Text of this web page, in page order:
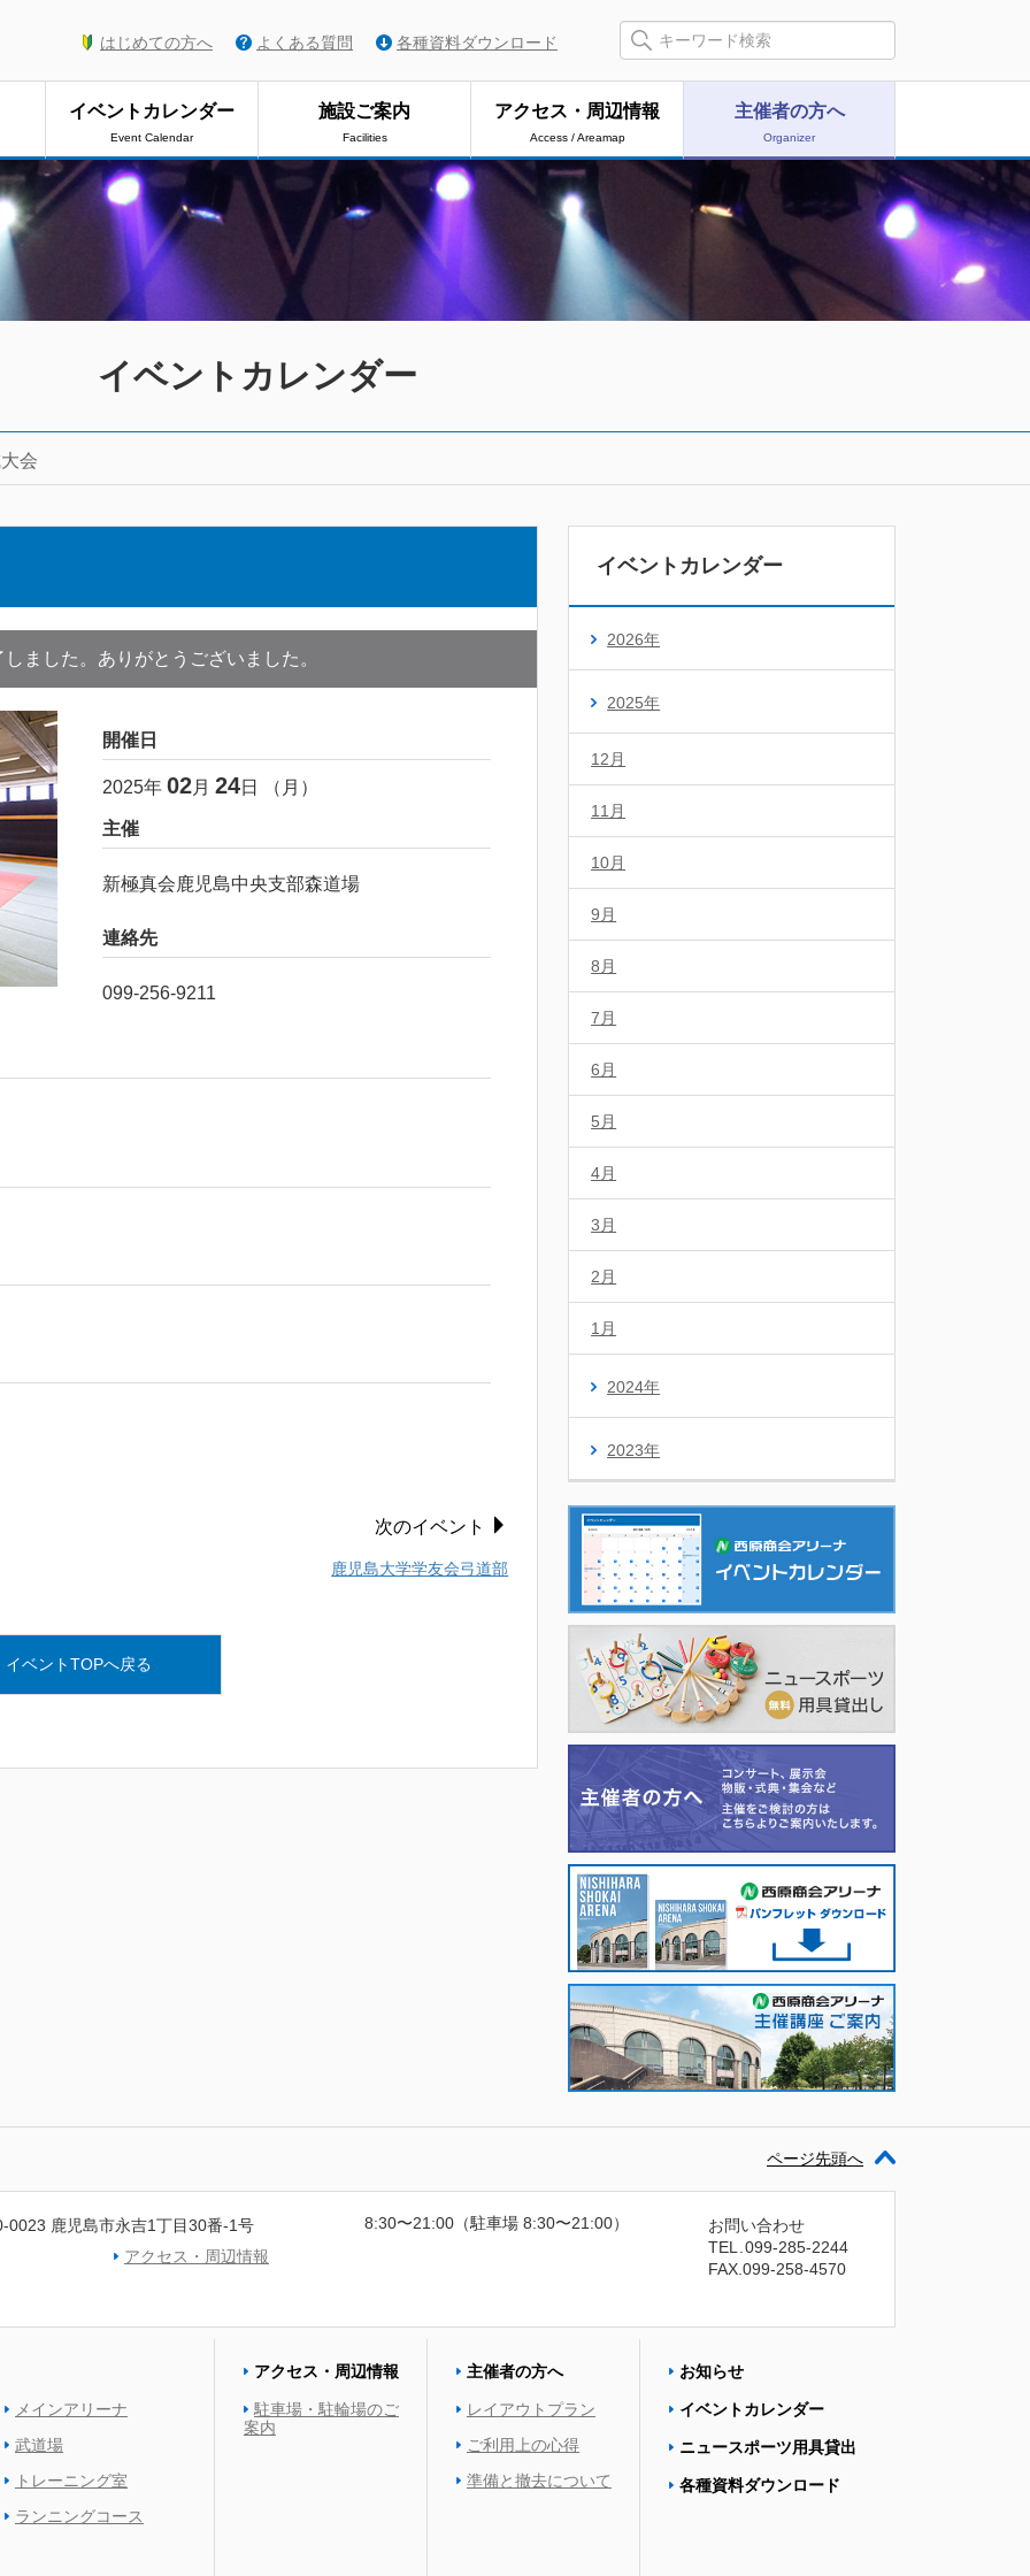
はじめての方へ よくある質問 各種資料ダウンロード
イベントカレンダー
Event Calendar
施設ご案内
Facilities
アクセス・周辺情報
Access / Areamap
主催者の方へ
Organizer
イベントカレンダー
会
ました。ありがとうございました。
開催日
2025年 02月 24日 （ 月 ）
主催
新極真会鹿児島中央支部森道場
連絡先
099-256-9211
次のイベント
鹿児島大学学友会弓道部
イベントTOPへ戻る
イベントカレンダー
2026年
2025年
12月
11月
10月
9月
8月
7月
6月
5月
4月
3月
2月
1月
2024年
2023年
ページ先頭へ
0023 鹿児島市永吉1丁目30番-1号
アクセス・周辺情報
8:30〜21:00（駐車場 8:30〜21:00）
お問い合わせ
TEL
099-285-2244
FAX.099-258-4570
メインアリーナ
武道場
トレーニング室
ランニングコース
アクセス・周辺情報
駐車場・駐輪場のご
案内
主催者の方へ
レイアウトプラン
ご利用上の心得
準備と撤去について
お知らせ
イベントカレンダー
ニュースポーツ用具貸出
各種資料ダウンロード